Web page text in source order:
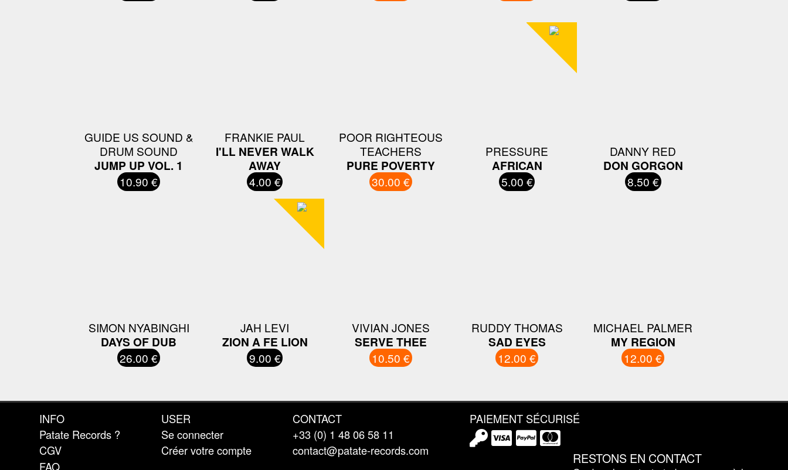
GUIDE US SOUND &
DRUM SOUND
JUMP UP VOL. 1
10.90 €
FRANKIE PAUL
I'LL NEVER WALK
AWAY
4.00 €
POOR RIGHTEOUS
TEACHERS
PURE POVERTY
30.00 €
PRESSURE
AFRICAN
5.00 €
DANNY RED
DON GORGON
8.50 €
SIMON NYABINGHI
DAYS OF DUB
26.00 €
JAH LEVI
ZION A FE LION
9.00 €
VIVIAN JONES
SERVE THEE
10.50 €
RUDDY THOMAS
SAD EYES
12.00 €
MICHAEL PALMER
MY REGION
12.00 €
INFO
Patate Records ?
CGV
FAQ
USER
Se connecter
Créer votre compte
CONTACT
+33 (0) 1 48 06 58 11
contact@patate-records.com
PAIEMENT SÉCURISÉ
RESTONS EN CONTACT